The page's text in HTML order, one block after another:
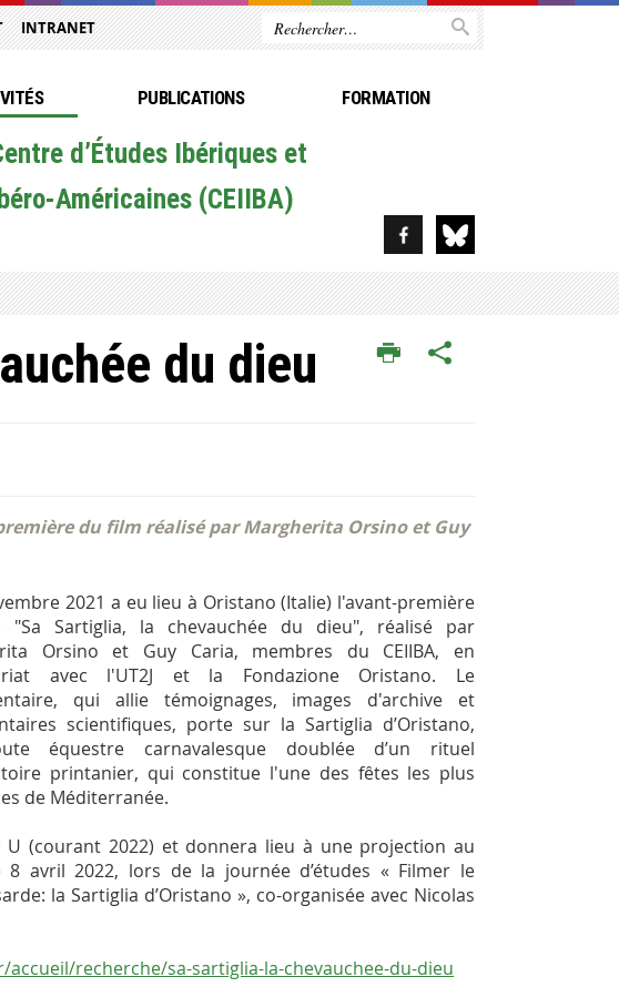
INTRANET
PUBLICATIONS FORMATION
d’Études Ibériques et
Américaines (CEIIBA)
du dieu
du film réalisé par Margherita Orsino et Guy
2021 a eu lieu à Oristano (Italie) l'avant-première
"Sa Sartiglia, la chevauchée du dieu", réalisé par
Orsino et Guy Caria, membres du CEIIBA, en
avec l'UT2J et la Fondazione Oristano. Le
qui allie témoignages, images d'archive et
scientifiques, porte sur la Sartiglia d’Oristano,
équestre carnavalesque doublée d’un rituel
printanier, qui constitue l'une des fêtes les plus
de Méditerranée.
(courant 2022) et donnera lieu à une projection au
avril 2022, lors de la journée d’études « Filmer le
la Sartiglia d’Oristano », co-organisée avec Nicolas
recherche/sa-sartiglia-la-chevauchee-du-dieu